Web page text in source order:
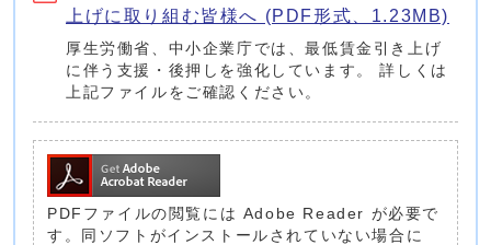
上げに取り組む皆様へ (PDF形式、1.23MB)
厚生労働省、中小企業庁では、最低賃金引き上げ
に伴う支援・後押しを強化しています。 詳しくは
上記ファイルをご確認ください。
PDFファイルの閲覧には Adobe Reader が必要で
す。同ソフトがインストールされていない場合に